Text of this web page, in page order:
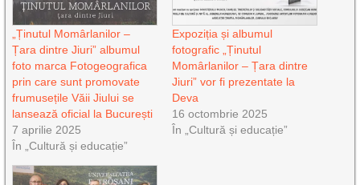
„Ținutul Momârlanilor –
Țara dintre Jiuri” albumul
foto marca Fotogeografica
prin care sunt promovate
frumusețile Văii Jiului se
lansează oficial la București
7 aprilie 2025
În „Cultură și educație”
Expoziția și albumul
fotografic „Ținutul
Momârlanilor – Țara dintre
Jiuri” vor fi prezentate la
Deva
16 octombrie 2025
În „Cultură și educație”